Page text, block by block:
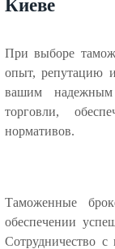
Киеве
При выборе
опыт, репутацию
вашим надежным
торговли,
нормативов.
Таможенные
обеспечении
Сотрудничество